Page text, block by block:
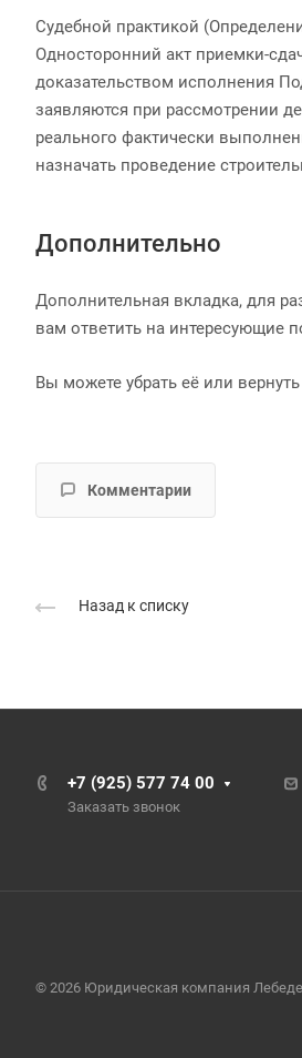
Судебной практикой
Односторонний акт приемки-
доказательством исполнения
заявляются при рассмотрении
реального фактически
назначать проведение
Дополнительно
Дополнительная вкладка, для
вам ответить на интересующие
Вы можете убрать её или
Комментарии
Назад к списку
+7 (925) 577 74 00
Заказать звонок
© 2026 Юридическая компания